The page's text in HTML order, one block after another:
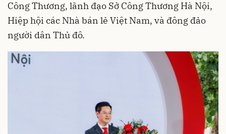
Công Thương, lãnh đạo Sở Công Thương Hà Nội,
Hiệp hội các Nhà bán lẻ Việt Nam, và đông đảo
người dân Thủ đô.